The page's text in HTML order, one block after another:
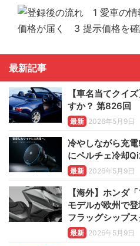
最新記事
【車名当てクイ
すか？ 第826回
最新 2026年5月9日
冷やしながら充
にペルチェ冷却
最新 2026年5月9日
【海外】ホンダ
モデルが欧州で
フラッグシップ
最新 2026年5月9日